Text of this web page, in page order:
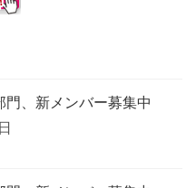
門、新メンバー募集中